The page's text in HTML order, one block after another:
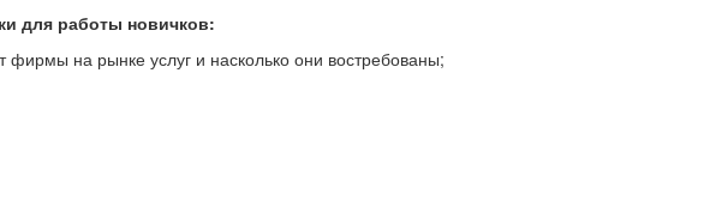
для работы новичков:
на рынке услуг и насколько они востребованы;